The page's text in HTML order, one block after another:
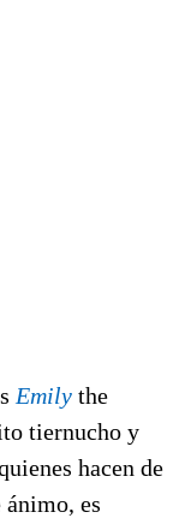
Emily the
tiernucho y
hacen de
es